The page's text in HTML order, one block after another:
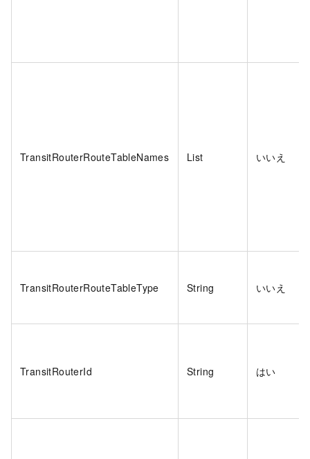
TransitRouterRouteTableNames List いいえ
TransitRouterRouteTableType String いいえ
TransitRouterId String はい